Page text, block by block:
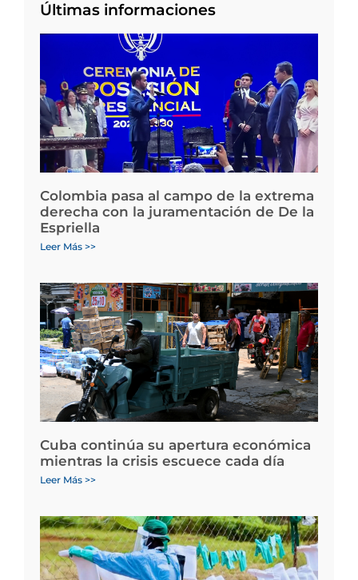
Últimas informaciones
Colombia pasa al campo de la extrema
derecha con la juramentación de De la
Espriella
Leer Más >>
Cuba continúa su apertura económica
mientras la crisis escuece cada día
Leer Más >>